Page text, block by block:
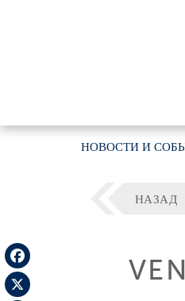
НОВОСТИ И
Facebook
НАЗАД